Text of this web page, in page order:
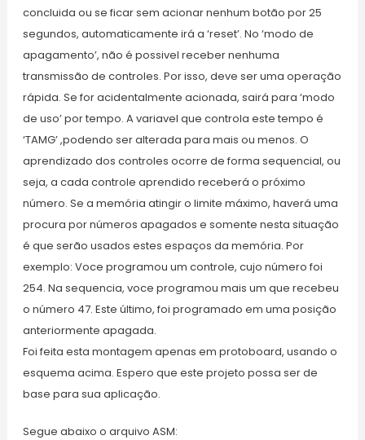
concluida ou se ficar sem acionar nenhum botão por 25
segundos, automaticamente irá a ‘reset’. No ‘modo de
apagamento’, não é possivel receber nenhuma
transmissão de controles. Por isso, deve ser uma operação
rápida. Se for acidentalmente acionada, sairá para ‘modo
de uso’ por tempo. A variavel que controla este tempo é
‘TAMG’ ,podendo ser alterada para mais ou menos. O
aprendizado dos controles ocorre de forma sequencial, ou
seja, a cada controle aprendido receberá o próximo
número. Se a memória atingir o limite máximo, haverá uma
procura por números apagados e somente nesta situação
é que serão usados estes espaços da memória. Por
exemplo: Voce programou um controle, cujo número foi
254. Na sequencia, voce programou mais um que recebeu
o número 47. Este último, foi programado em uma posição
anteriormente apagada.
Foi feita esta montagem apenas em protoboard, usando o
esquema acima. Espero que este projeto possa ser de
base para sua aplicação.
Segue abaixo o arquivo ASM: